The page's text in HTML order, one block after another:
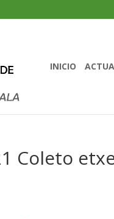
INICIO
Coleto